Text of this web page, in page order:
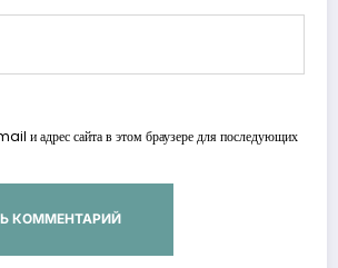
и адрес сайта в этом браузере для последующих